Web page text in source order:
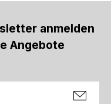
anmelden
Angebote